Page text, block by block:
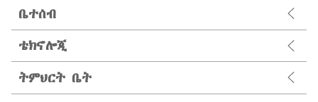
ቤተሰብ
ቴክኖሎጂ
ትምህርት ቤት